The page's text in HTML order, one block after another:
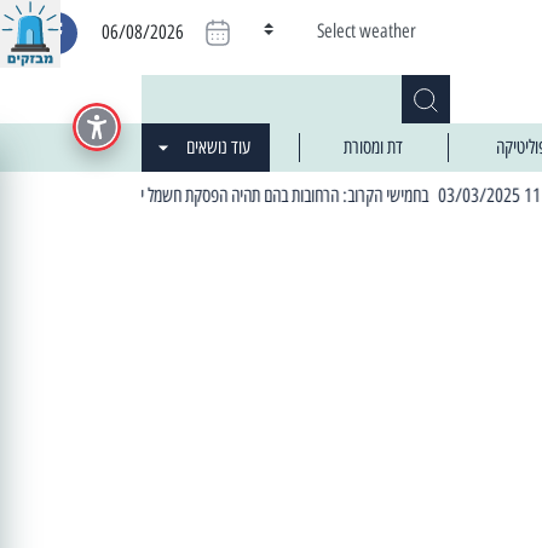
Select weather
06/08/2026
דת ומסורת עוד נושאים
| 06:19 25/03/2024 "מה חדש בעיר": המדור שבו תתעדכנו על כל מה ש... חדש